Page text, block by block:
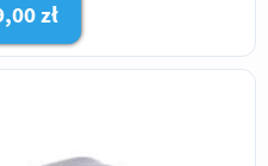
zł